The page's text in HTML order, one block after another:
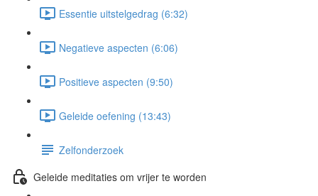
Essentie uitstelgedrag (6:32)
Negatieve aspecten (6:06)
Positieve aspecten (9:50)
Geleide oefening (13:43)
Zelfonderzoek
Geleide meditaties om vrijer te worden